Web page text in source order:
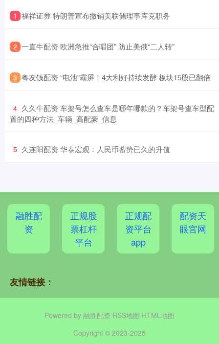
1 ​福祥证券 特朗普宣布撤销美联储理事库克职务
2 ​一直牛配资 欧洲急推“合唱团” 防止美俄“二人转”
3 ​粤友钱配资 “电池”霸屏！4大利好持续发酵 板块15股已翻倍
4 ​久久牛配资 车架号怎么查车是哪年哪款的？车架号查车型配
置的四种方法_车辆_高配豪_信息
5 ​久连阳配资 华泰宏观：人民币蓄势已久的升值
融胜配
资
正规股
票杠杆
平台
正规配
资平台
app
配资天
眼官网
友情链接：
Powered by 融胜配资 RSS地图 HTML地图
Copyright © 2023-2025